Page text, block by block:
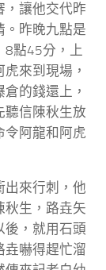
，讓他交代昨
。昨晚九點是
8點45分，上
來到現場，
的錢還上，
聽信陳秋生放
令阿龍和阿虎
出來行刺，他
秋生，路垚矢
後，就用石頭
垚嚇得趕忙溜